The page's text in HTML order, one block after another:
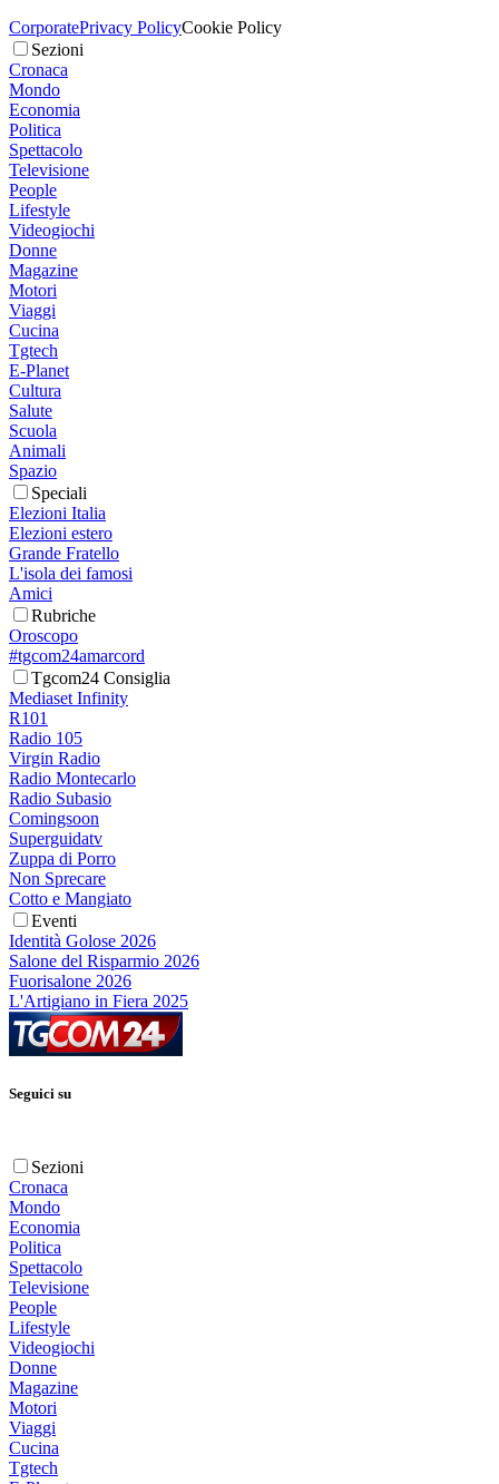
CorporatePrivacy PolicyCookie Policy
Sezioni
Cronaca
Mondo
Economia
Politica
Spettacolo
Televisione
People
Lifestyle
Videogiochi
Donne
Magazine
Motori
Viaggi
Cucina
Tgtech
E-Planet
Cultura
Salute
Scuola
Animali
Spazio
Speciali
Elezioni Italia
Elezioni estero
Grande Fratello
L'isola dei famosi
Amici
Rubriche
Oroscopo
#tgcom24amarcord
Tgcom24 Consiglia
Mediaset Infinity
R101
Radio 105
Virgin Radio
Radio Montecarlo
Radio Subasio
Comingsoon
Superguidatv
Zuppa di Porro
Non Sprecare
Cotto e Mangiato
Eventi
Identità Golose 2026
Salone del Risparmio 2026
Fuorisalone 2026
L'Artigiano in Fiera 2025
Seguici su
Sezioni
Cronaca
Mondo
Economia
Politica
Spettacolo
Televisione
People
Lifestyle
Videogiochi
Donne
Magazine
Motori
Viaggi
Cucina
Tgtech